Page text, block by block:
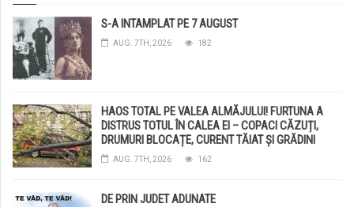
S-A INTAMPLAT PE 7 AUGUST
AUG. 7TH, 2026 182
HAOS TOTAL PE VALEA ALMĂJULUI! FURTUNA A
DISTRUS TOTUL ÎN CALEA EI – COPACI CĂZUȚI,
DRUMURI BLOCAȚE, CURENT TĂIAT ȘI GRĂDINI
DISTRUSE DE GRINDINĂ!
AUG. 7TH, 2026 162
DE PRIN JUDET ADUNATE